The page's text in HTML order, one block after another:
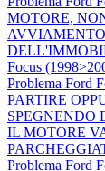
MOTORE,
Focus
Problema Ford
PARTIRE
SPEGNENDO
IL MOTORE
Problema Ford